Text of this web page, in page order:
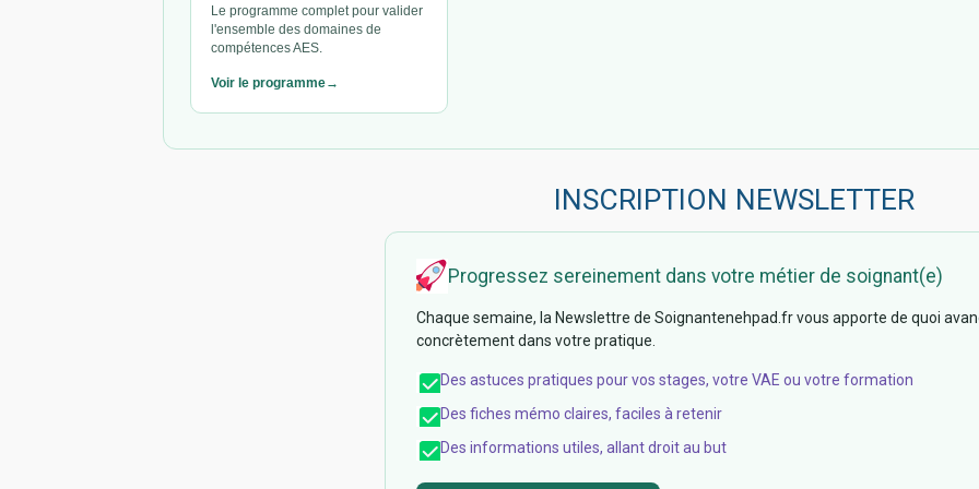
Le programme complet pour valider
l'ensemble des domaines de
compétences AES.
Voir le programme
INSCRIPTION NEWSLETTER
Progressez sereinement dans votre métier de soignant(e)
Chaque semaine, la Newslettre de Soignantenehpad.fr vous apporte de quoi
concrètement dans votre pratique.
Des astuces pratiques pour vos stages, votre VAE ou votre formation
Des fiches mémo claires, faciles à retenir
Des informations utiles, allant droit au but